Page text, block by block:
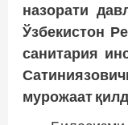
назорати
Ўзбекистон
санитария
мурожаат